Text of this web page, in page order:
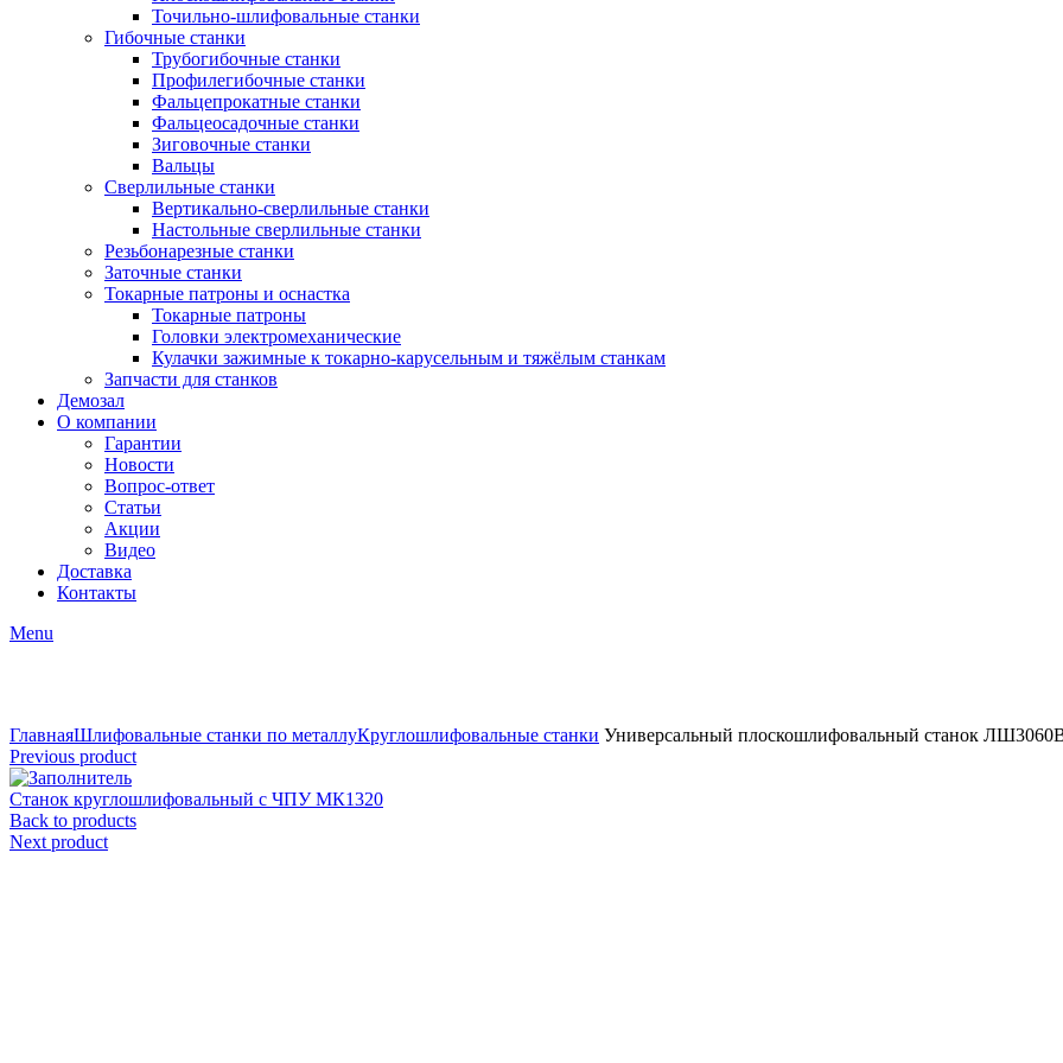
Точильно-шлифовальные станки
Гибочные станки
Трубогибочные станки
Профилегибочные станки
Фальцепрокатные станки
Фальцеосадочные станки
Зиговочные станки
Вальцы
Сверлильные станки
Вертикально-сверлильные станки
Настольные сверлильные станки
Резьбонарезные станки
Заточные станки
Токарные патроны и оснастка
Токарные патроны
Головки электромеханические
Кулачки зажимные к токарно-карусельным и тяжёлым станкам
Запчасти для станков
Демозал
О компании
Гарантии
Новости
Вопрос-ответ
Статьи
Акции
Видео
Доставка
Контакты
Menu
ГлавнаяШлифовальные станки по металлуКруглошлифовальные станки Универсальный плоскошлифовальный станок
Previous product
Станок круглошлифовальный с ЧПУ МК1320
Back to products
Next product